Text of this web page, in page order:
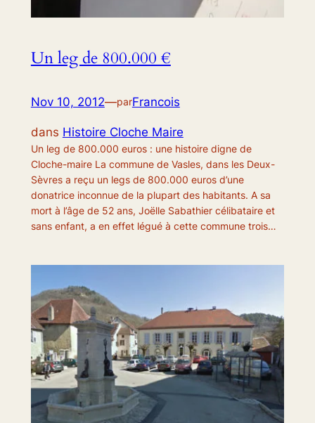
Un leg de 800.000 €
Nov 10, 2012—parFrancois
dans Histoire Cloche Maire
Un leg de 800.000 euros : une histoire digne de
Cloche-maire La commune de Vasles, dans les Deux-
Sèvres a reçu un legs de 800.000 euros d’une
donatrice inconnue de la plupart des habitants. A sa
mort à l’âge de 52 ans, Joëlle Sabathier célibataire et
sans enfant, a en effet légué à cette commune trois…